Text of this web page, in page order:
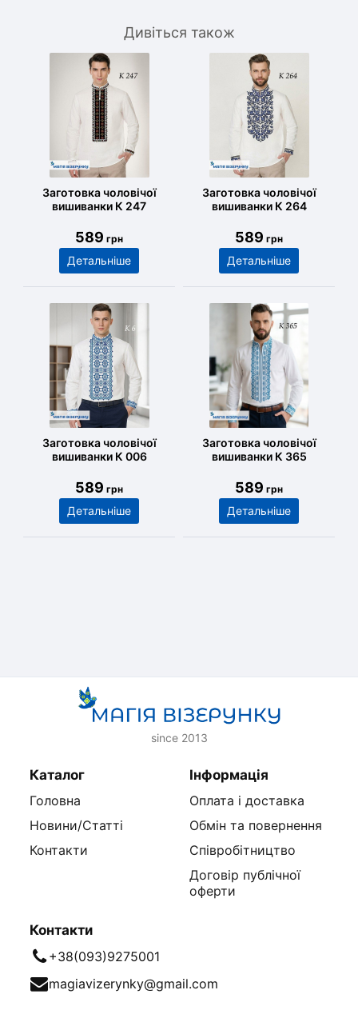
Дивіться також
Заготовка чоловічої
вишиванки К 247
589 грн
Детальніше
Заготовка чоловічої
вишиванки К 264
589 грн
Детальніше
Заготовка чоловічої
вишиванки К 006
589 грн
Детальніше
Заготовка чоловічої
вишиванки К 365
589 грн
Детальніше
since 2013
Каталог
Головна
Новини/Статті
Контакти
Інформація
Оплата і доставка
Обмін та повернення
Співробітництво
Договір публічної
оферти
Контакти
+38(093)9275001
magiavizerynky@gmail.com